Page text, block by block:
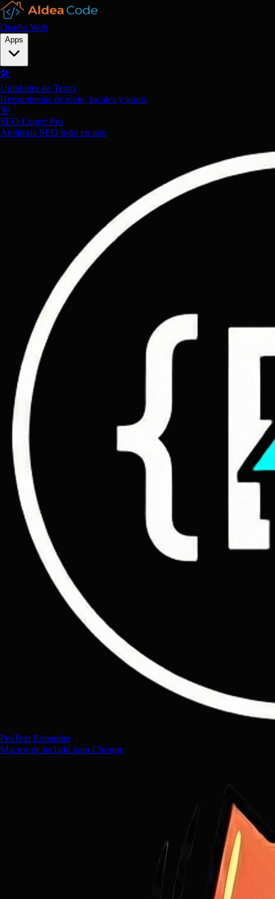
Diseño Web
Apps
🛠️
Utilidades de Texto
Herramientas de texto, locales y gratis
🎯
SEO Expert Pro
Auditoría SEO todo en uno
ProText Expander
Macros de teclado para Chrome